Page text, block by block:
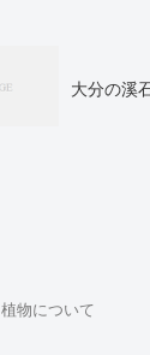
大分の溪
植物について